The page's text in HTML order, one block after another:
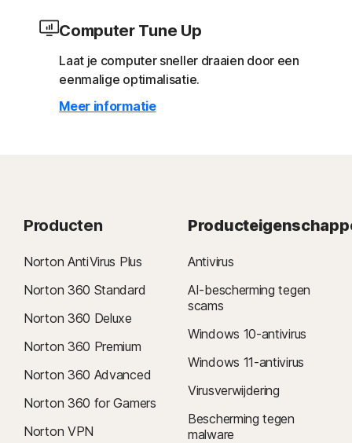
Computer Tune Up
Laat je computer sneller draaien door een
eenmalige optimalisatie.
Meer informatie
Producten
Norton AntiVirus Plus
Norton 360 Standard
Norton 360 Deluxe
Norton 360 Premium
Norton 360 Advanced
Norton 360 for Gamers
Norton VPN
Antivirus
AI-bescherming tegen
scams
Windows 10-antivirus
Windows 11-antivirus
Virusverwijdering
Bescherming tegen
malware